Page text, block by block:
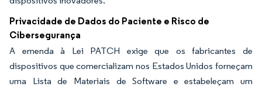
Privacidade de Dados do Paciente e Risco de
Cibersegurança
A emenda à Lei PATCH exige que os fabricantes de
dispositivos que comercializam nos Estados Unidos forneçam
uma Lista de Materiais de Software e estabeleçam um